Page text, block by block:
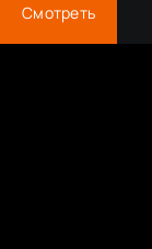
Смотреть